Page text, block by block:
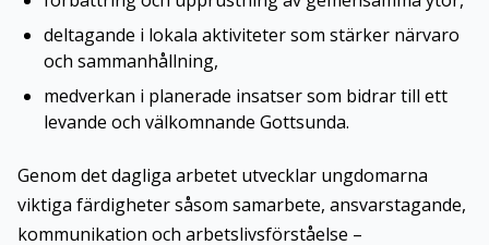
deltagande i lokala aktiviteter som stärker närvaro
och sammanhållning,
medverkan i planerade insatser som bidrar till ett
levande och välkomnande Gottsunda.
Genom det dagliga arbetet utvecklar ungdomarna
viktiga färdigheter såsom samarbete, ansvarstagande,
kommunikation och arbetslivsförståelse –